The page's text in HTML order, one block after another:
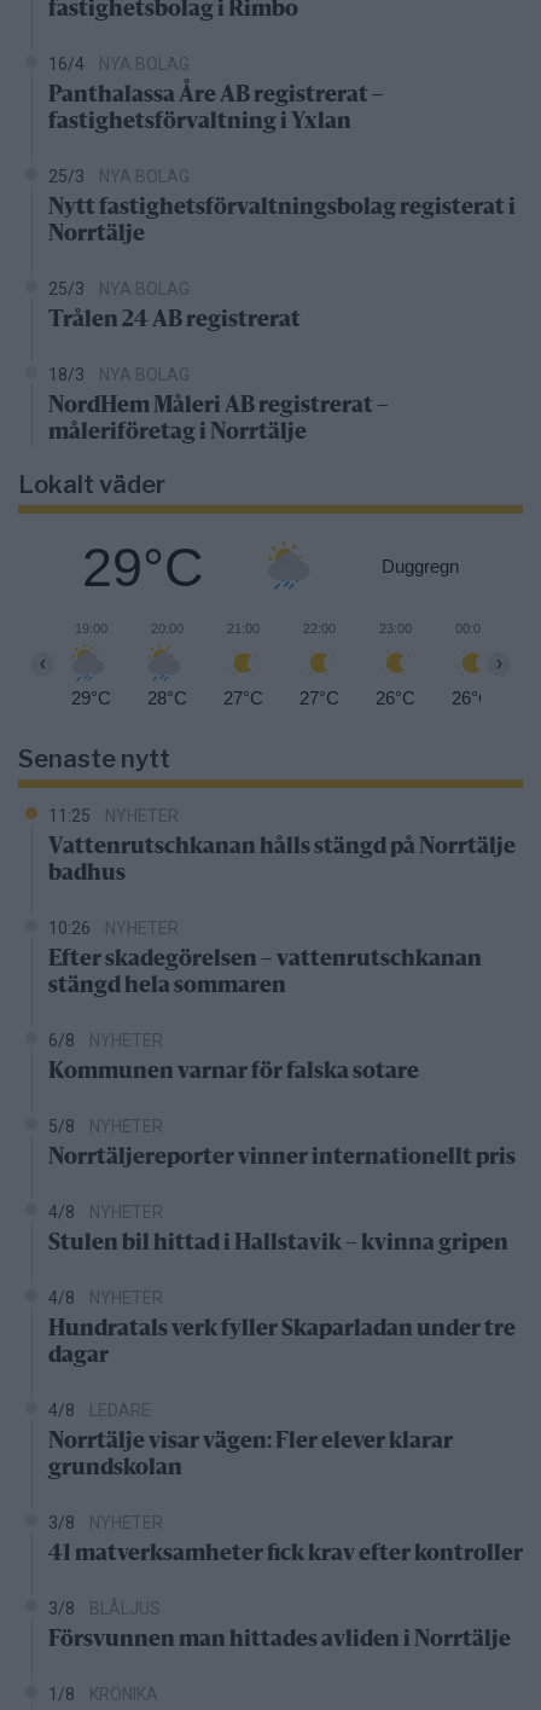
fastighetsbolag i Rimbo
16/4 NYA BOLAG
Panthalassa Åre AB registrerat –
fastighetsförvaltning i Yxlan
25/3 NYA BOLAG
Nytt fastighetsförvaltningsbolag registerat i
Norrtälje
25/3 NYA BOLAG
Trålen 24 AB registrerat
18/3 NYA BOLAG
NordHem Måleri AB registrerat –
måleriföretag i Norrtälje
Lokalt väder
29°C Duggregn
19:00
29°C
20:00
28°C
21:00
27°C
22:00
27°C
23:00
26°C
00:00
26°C
‹ ›
Senaste nytt
11:25 NYHETER
Vattenrutschkanan hålls stängd på Norrtälje
badhus
10:26 NYHETER
Efter skadegörelsen – vattenrutschkanan
stängd hela sommaren
6/8 NYHETER
Kommunen varnar för falska sotare
5/8 NYHETER
Norrtäljereporter vinner internationellt pris
4/8 NYHETER
Stulen bil hittad i Hallstavik – kvinna gripen
4/8 NYHETER
Hundratals verk fyller Skaparladan under tre
dagar
4/8 LEDARE
Norrtälje visar vägen: Fler elever klarar
grundskolan
3/8 NYHETER
41 matverksamheter fick krav efter kontroller
3/8 BLÅLJUS
Försvunnen man hittades avliden i Norrtälje
1/8 KRÖNIKA